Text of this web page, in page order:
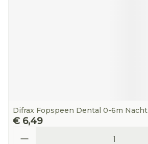
Difrax Fopspeen Dental 0-6m Nacht
€ 6,49